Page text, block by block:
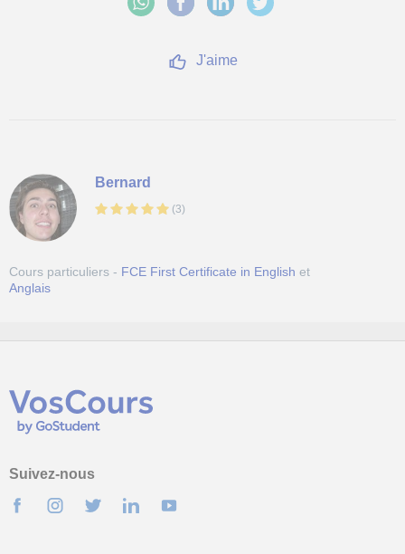
J'aime
Bernard
(3)
Cours particuliers - FCE First Certificate in English et
Anglais
Suivez-nous